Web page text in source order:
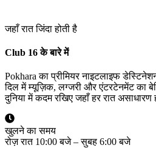
जहाँ रात जिंदा होती है
Club 16 के बारे में
Pokhara का प्रीमियर नाइटलाइफ
दिल में म्यूज़िक, लग्जरी और एंटरटेनमेंट का
दुनिया में कदम रखिए जहाँ हर रात असाधारण
खुलने का समय
रोज़ रात 10:00 बजे – सुबह 6:00 बजे